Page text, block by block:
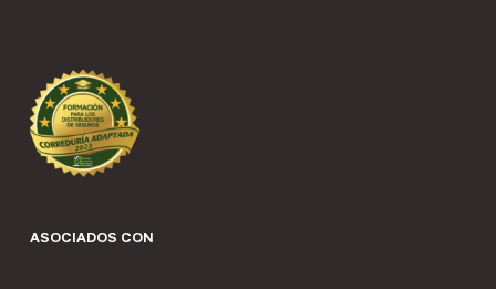
ASOCIADOS CON